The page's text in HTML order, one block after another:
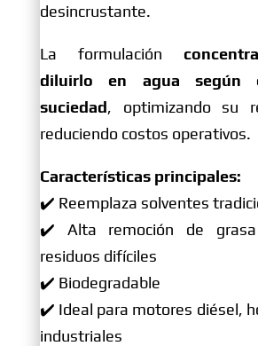
desincrustante.
La formulación
diluirlo en agua según
suciedad, optimizando su
reduciendo costos operativos.
Características principales:
✔️ Reemplaza solventes
✔️ Alta remoción de
residuos difíciles
✔️ Biodegradable
✔️ Ideal para motores diésel,
industriales